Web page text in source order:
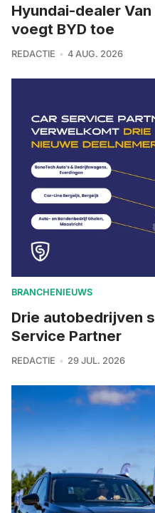
Hyundai-dealer
voegt BYD toe
REDACTIE 4 AUG. 2026
BRANCHENIEUWS
Drie autobedrijven
Service Partner
REDACTIE 29 JUL. 2026